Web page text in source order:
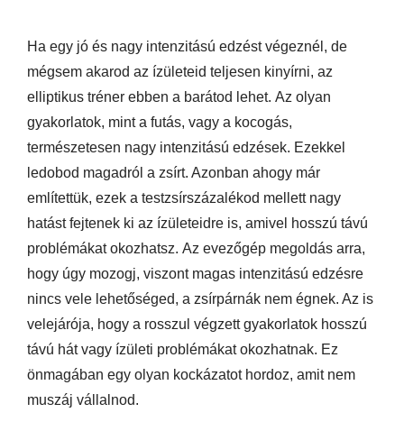
Ha egy jó és nagy intenzitású edzést végeznél, de
mégsem akarod az ízületeid teljesen kinyírni, az
elliptikus tréner ebben a barátod lehet. Az olyan
gyakorlatok, mint a futás, vagy a kocogás,
természetesen nagy intenzitású edzések. Ezekkel
ledobod magadról a zsírt. Azonban ahogy már
említettük, ezek a testzsírszázalékod mellett nagy
hatást fejtenek ki az ízületeidre is, amivel hosszú távú
problémákat okozhatsz. Az evezőgép megoldás arra,
hogy úgy mozogj, viszont magas intenzitású edzésre
nincs vele lehetőséged, a zsírpárnák nem égnek. Az is
velejárója, hogy a rosszul végzett gyakorlatok hosszú
távú hát vagy ízületi problémákat okozhatnak. Ez
önmagában egy olyan kockázatot hordoz, amit nem
muszáj vállalnod.